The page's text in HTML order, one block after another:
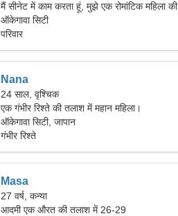
मैं सीनेट में काम करता हूं, मुझे एक रोमांटिक महिला की
जरूरत है।
ऑकेगावा सिटी
परिवार
Nana
24 साल, वृश्चिक
एक गंभीर रिश्ते की तलाश में महान महिला।
ऑकेगावा सिटी, जापान
गंभीर रिश्ते
Masa
27 वर्ष, कन्या
आदमी एक औरत की तलाश में 26-29